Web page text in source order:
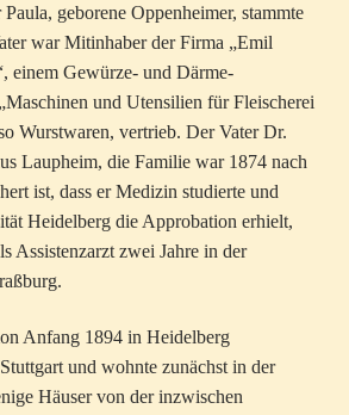
geborene Oppenheimer, stammte
war Mitinhaber der Firma „Emil
einem Gewürze- und Därme-
und Utensilien für Fleischerei
Wurstwaren, vertrieb. Der Vater Dr.
Laupheim, die Familie war 1874 nach
ist, dass er Medizin studierte und
Heidelberg die Approbation erhielt,
Assistenzarzt zwei Jahre in der
Anfang 1894 in Heidelberg
und wohnte zunächst in der
Häuser von der inzwischen